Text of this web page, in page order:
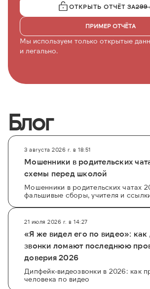
ОТКРЫТЬ ОТЧЁТ ЗА299
ПРИМЕР ОТЧЁТА
Мы используем только открытые
и легально.
Блог
3 августа 2026 г. в 18:51
Мошенники в родительских
схемы перед школой
Мошенники в родительских чатах
фальшивые сборы, учителя и
21 июля 2026 г. в 14:27
«Я же видел его по видео»:
звонки ломают последнюю
доверия 2026
Дипфейк-видеозвонки в 2026: как
человека по видео